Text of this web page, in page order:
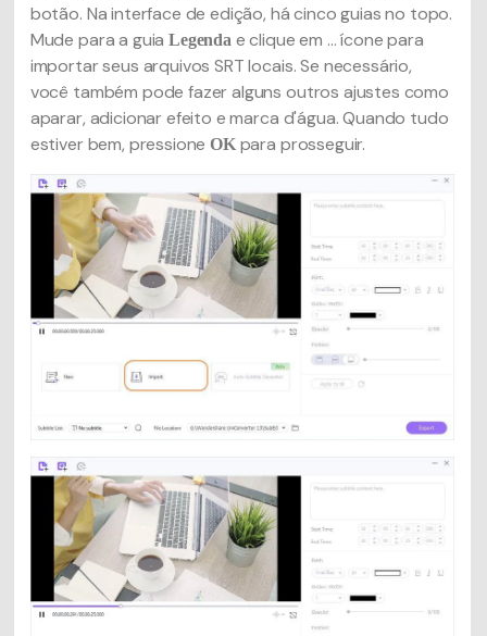
botão. Na interface de edição, há cinco guias no topo.
Mude para a guiaLegendae clique em ... ícone para
importar seus arquivos SRT locais. Se necessário,
você também pode fazer alguns outros ajustes como
aparar, adicionar efeito e marca d'água. Quando tudo
estiver bem, pressioneOKpara prosseguir.